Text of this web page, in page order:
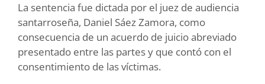
La sentencia fue dictada por el juez de audiencia
santarroseña, Daniel Sáez Zamora, como
consecuencia de un acuerdo de juicio abreviado
presentado entre las partes y que contó con el
consentimiento de las víctimas.